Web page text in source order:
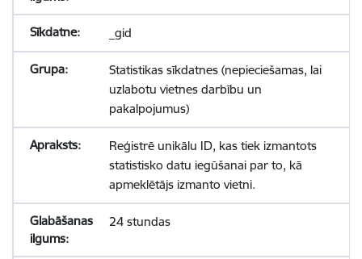
_gid
Statistikas sīkdatnes (nepieciešamas, lai
uzlabotu vietnes darbību un
pakalpojumus)
Reģistrē unikālu ID, kas tiek izmantots
statistisko datu iegūšanai par to, kā
apmeklētājs izmanto vietni.
24 stundas